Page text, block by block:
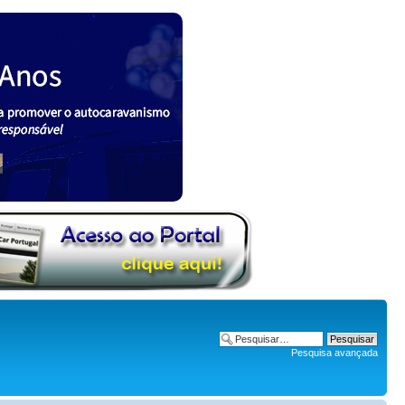
Pesquisa avançada